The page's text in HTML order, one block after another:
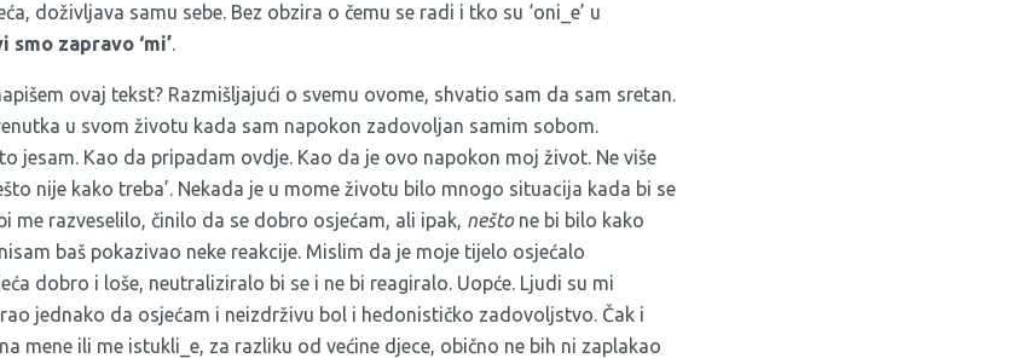
doživljava samu sebe. Bez obzira o čemu se radi i tko su ‘oni_e’ u
smo zapravo ‘mi’.
ovaj tekst? Razmišljajući o svemu ovome, shvatio sam da sam sretan.
u svom životu kada sam napokon zadovoljan samim sobom.
jesam. Kao da pripadam ovdje. Kao da je ovo napokon moj život. Ne više
nije kako treba’. Nekada je u mome životu bilo mnogo situacija kada bi se
me razveselilo, činilo da se dobro osjećam, ali ipak, neštone bi bilo kako
baš pokazivao neke reakcije. Mislim da je moje tijelo osjećalo
dobro i loše, neutraliziralo bi se i ne bi reagiralo. Uopće. Ljudi su mi
jednako da osjećam i neizdrživu bol i hedonističko zadovoljstvo. Čak i
mene ili me istukli_e, za razliku od većine djece, obično ne bih ni zaplakao